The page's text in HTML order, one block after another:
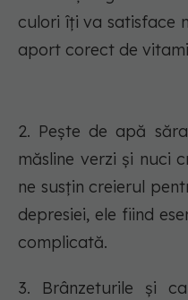
culori îți va satisface
aport corect de
2. Pește de apă
măsline verzi și nuci
ne susțin creierul
depresiei, ele fiind
complicată.
3. Brânzeturile și